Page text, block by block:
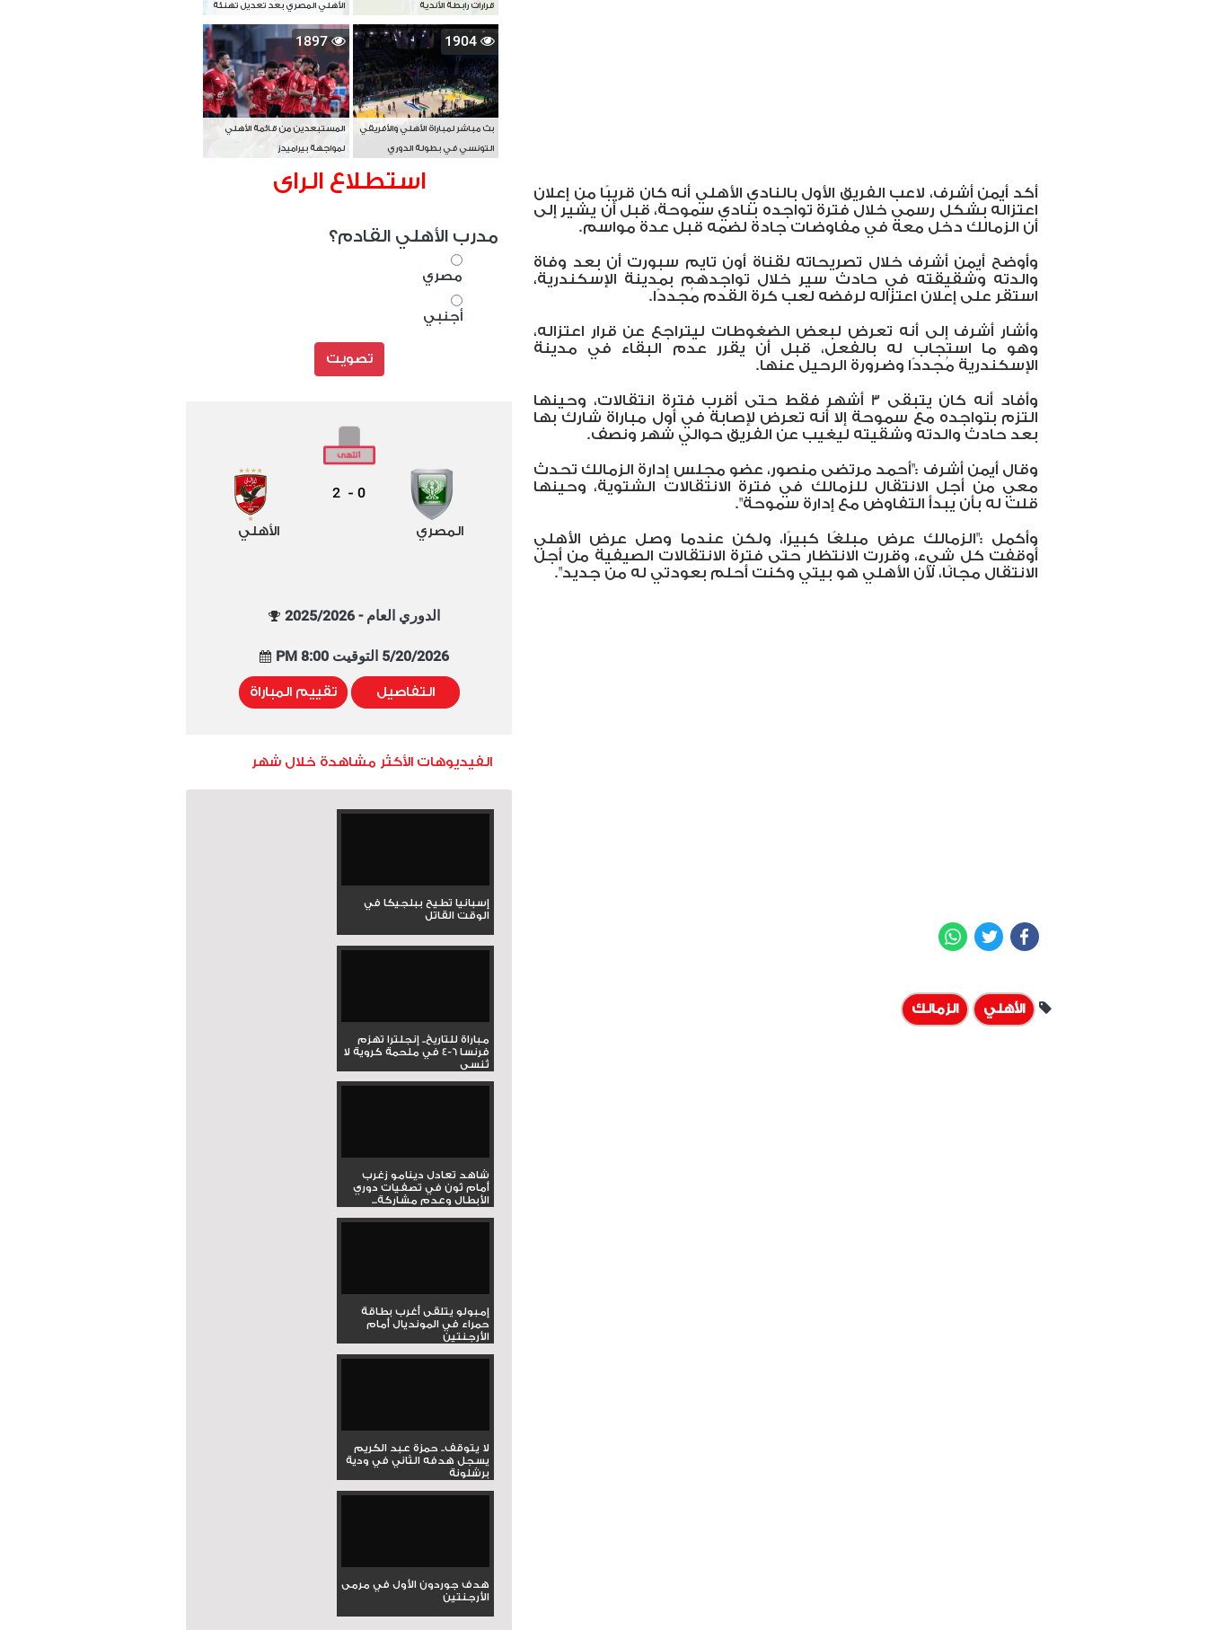
أكد أيمن أشرف، لاعب الفريق الأول بالنادي الأهلي أنه كان قريبًا من إعلان
اعتزاله بشكل رسمي خلال فترة تواجده بنادي سموحة، قبل أن يشير إلى
أن الزمالك دخل معه في مفاوضات جادة لضمه قبل عدة مواسم.
وأوضح أيمن أشرف خلال تصريحاته لقناة أون تايم سبورت أن بعد وفاة
والدته وشقيقته في حادث سير خلال تواجدهم بمدينة الإسكندرية،
استقر على إعلان اعتزاله لرفضه لعب كرة القدم مُجددًا.
وأشار أشرف إلى أنه تعرض لبعض الضغوطات ليتراجع عن قرار اعتزاله،
وهو ما استجاب له بالفعل، قبل أن يقرر عدم البقاء في مدينة
الإسكندرية مُجددًا وضرورة الرحيل عنها.
وأفاد أنه كان يتبقى 3 أشهر فقط حتى أقرب فترة انتقالات، وحينها
التزم بتواجده مع سموحة إلا أنه تعرض لإصابة في أول مباراة شارك بها
بعد حادث والدته وشقيته ليغيب عن الفريق حوالي شهر ونصف.
وقال أيمن أشرف :"أحمد مرتضى منصور، عضو مجلس إدارة الزمالك تحدث
معي من أجل الانتقال للزمالك في فترة الانتقالات الشتوية، وحينها
قلت له بأن يبدأ التفاوض مع إدارة سموحة".
وأكمل :"الزمالك عرض مبلغًا كبيرًا، ولكن عندما وصل عرض الأهلي
أوقفت كل شيء، وقررت الانتظار حتى فترة الانتقالات الصيفية من أجل
الانتقال مجانًا، لأن الأهلي هو بيتي وكنت أحلم بعودتي له من جديد".
Facebook
Twitter
الأهلي الزمالك
قرارات رابطة الأندية الأهلي المصري بعد تعديل تهنئة
بطل آسيا
1904
بث مباشر لمباراة الأهلي والأفريقي
التونسي في بطولة الدوري
1897
المستبعدين من قائمة الأهلي
لمواجهة بيراميدز
استطلاع الراى
مدرب الأهلي القادم؟
مصري
أجنبي
تصويت
المصري
0
-
2
الأهلي
الدوري العام - 2025/2026
5/20/2026 التوقيت 8:00 PM
التفاصيل تقييم المباراة
الفيديوهات الأكثر مشاهدة خلال شهر
إسبانيا تطيح ببلجيكا في
الوقت القاتل
مباراة للتاريخ.. إنجلترا تهزم
فرنسا 6-4 في ملحمة كروية لا
تُنسى
شاهد تعادل دينامو زغرب
أمام ثون في تصفيات دوري
الأبطال وعدم مشاركة...
إمبولو يتلقى أغرب بطاقة
حمراء في المونديال أمام
الأرجنتين
لا يتوقف.. حمزة عبد الكريم
يسجل هدفه الثاني في ودية
برشلونة
هدف جوردون الأول في مرمى
الأرجنتين